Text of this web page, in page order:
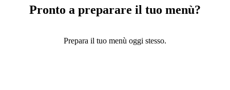
Pronto a preparare il tuo menù?
Prepara il tuo menù oggi stesso.